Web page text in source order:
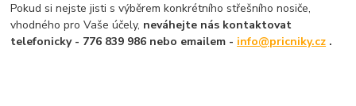
Pokud si nejste jisti s výběrem konkrétního střešního nosiče,
vhodného pro Vaše účely, neváhejte nás kontaktovat
telefonicky - 776 839 986 nebo emailem - info@pricniky.cz .